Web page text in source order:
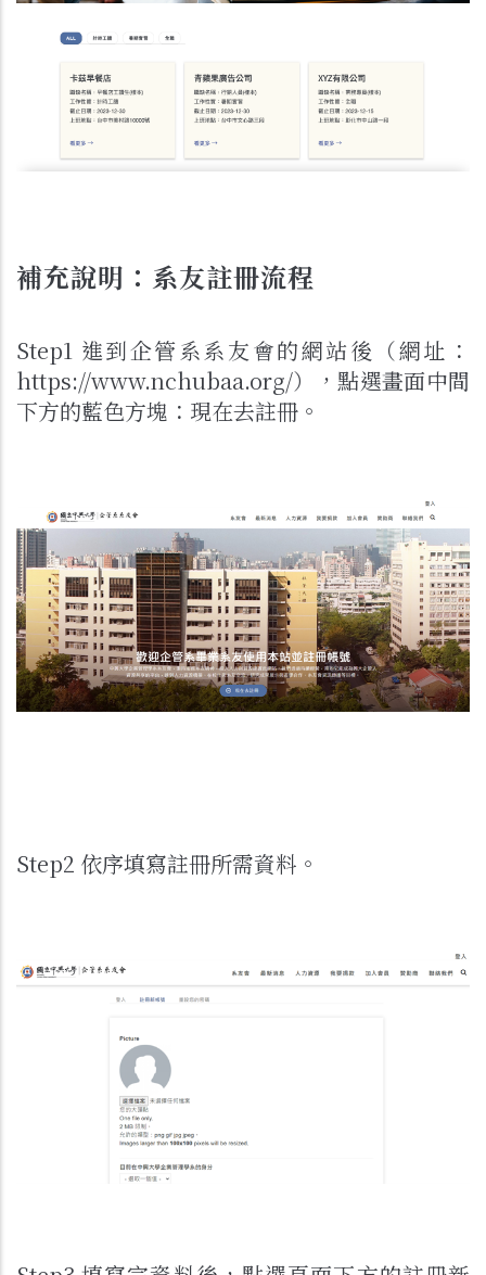
補充說明：系友註冊流程
Step1 進到企管系系友會的網站後（網址：
https://www.nchubaa.org/），點選畫面中間
下方的藍色方塊：現在去註冊。
Step2 依序填寫註冊所需資料。